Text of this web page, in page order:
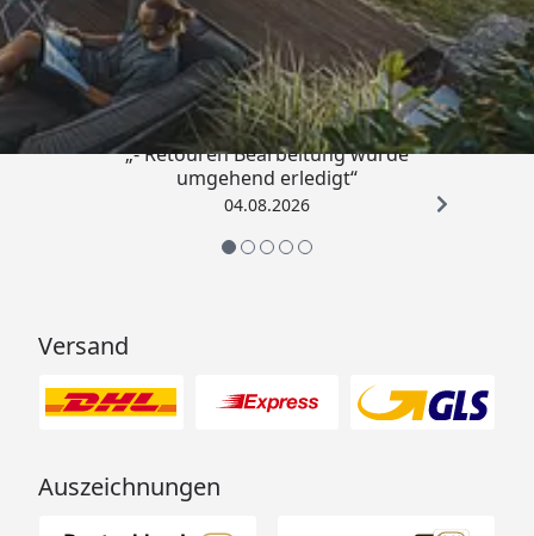
Trusted Shops
4,81/ 5
„- Retouren Bearbeitung wurde
umgehend erledigt“
04.08.2026
Versand
Auszeichnungen